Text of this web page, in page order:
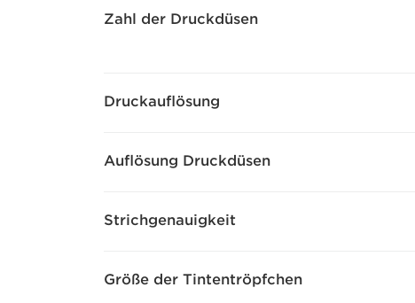
Zahl der Druckdüsen
Druckauflösung
Auflösung Druckdüsen
Strichgenauigkeit
Größe der Tintentröpfchen